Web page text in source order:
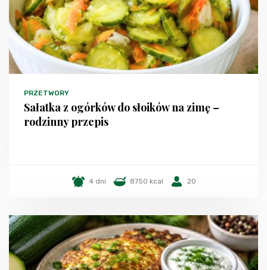
PRZETWORY
Sałatka z ogórków do słoików na zimę –
rodzinny przepis
4 dni 8750 kcal 20